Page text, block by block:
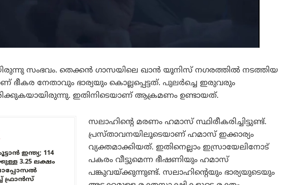
സംഭവം. തെക്കൻ ഗാസയിലെ ഖാൻ യൂനിസ് നഗരത്തിൽ നടത്തിയ
ഭീകര നേതാവും ഭാര്യയും കൊല്ലപ്പെട്ടത്. പുലർച്ചെ ഇരുവരും
ഇതിനിടെയാണ് ആക്രമണം ഉണ്ടായത്.
ഇന്ത്യ; 114
3.25 ലക്ഷം
ഫ്രാൻസ്
സലാഹിന്റെ മരണം ഹമാസ് സ്ഥിരീകരിച്ചിട്ടുണ്ട്.
പ്രസ്താവനയിലൂടെയാണ് ഹമാസ് ഇക്കാര്യം
വ്യക്തമാക്കിയത്. ഇതിനെല്ലാം ഇസ്രായേലിനോട്
പകരം വീട്ടുമെന്ന ഭീഷണിയും ഹമാസ്
പങ്കുവയ്ക്കുന്നുണ്ട്. സലാഹിന്റെയും ഭാര്യയുടെയും